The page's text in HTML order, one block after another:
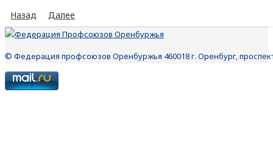
Назад Далее
© Федерация профсоюзов Оренбуржья 460018 г. Оренбург,